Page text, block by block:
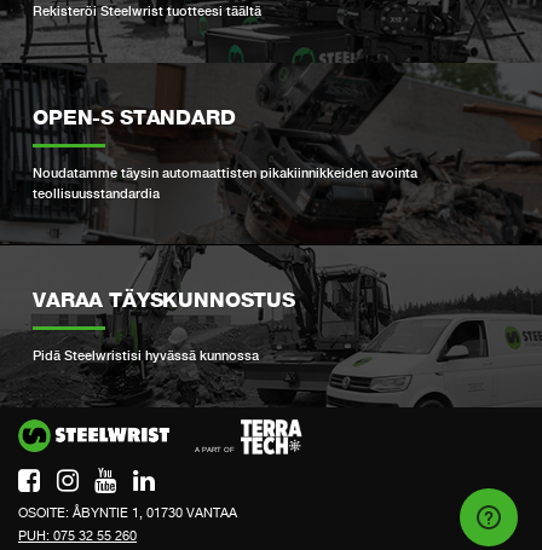
Rekisteröi Steelwrist tuotteesi täältä
OPEN-S STANDARD
Noudatamme täysin automaattisten pikakiinnikkeiden avointa
teollisuusstandardia
VARAA TÄYSKUNNOSTUS
Pidä Steelwristisi hyvässä kunnossa
OSOITE: ÅBYNTIE 1, 01730 VANTAA
PUH: 075 32 55 260